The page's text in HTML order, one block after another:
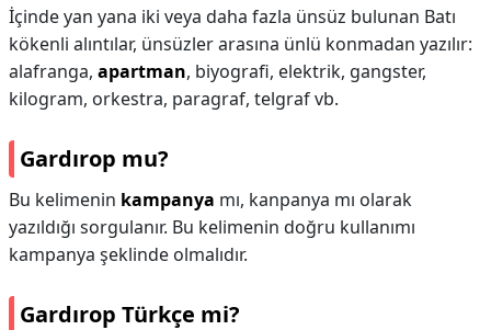
İçinde yan yana iki veya daha fazla ünsüz bulunan Batı
kökenli alıntılar, ünsüzler arasına ünlü konmadan yazılır:
alafranga, apartman, biyografi, elektrik, gangster,
kilogram, orkestra, paragraf, telgraf vb.
Gardırop mu?
Bu kelimenin kampanya mı, kanpanya mı olarak
yazıldığı sorgulanır. Bu kelimenin doğru kullanımı
kampanya şeklinde olmalıdır.
Gardırop Türkçe mi?